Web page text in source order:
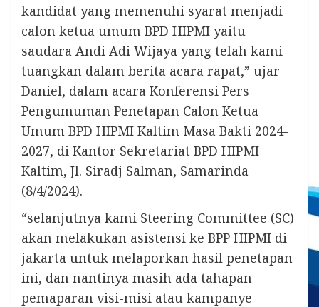
kandidat yang memenuhi syarat menjadi
calon ketua umum BPD HIPMI yaitu
saudara Andi Adi Wijaya yang telah kami
tuangkan dalam berita acara rapat,” ujar
Daniel, dalam acara Konferensi Pers
Pengumuman Penetapan Calon Ketua
Umum BPD HIPMI Kaltim Masa Bakti 2024-
2027, di Kantor Sekretariat BPD HIPMI
Kaltim, Jl. Siradj Salman, Samarinda
(8/4/2024).
“selanjutnya kami Steering Committee (SC)
akan melakukan asistensi ke BPP HIPMI di
jakarta untuk melaporkan hasil penetapan
ini, dan nantinya masih ada tahapan
pemaparan visi-misi atau kampanye